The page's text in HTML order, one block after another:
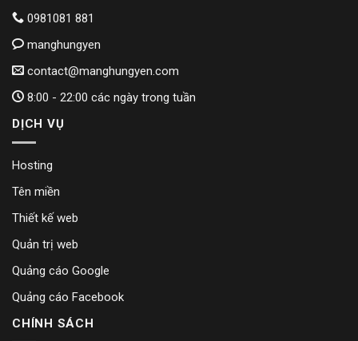
0981081 881
manghungyen
contact@manghungyen.com
8:00 - 22:00 các ngày trong tuần
DỊCH VỤ
Hosting
Tên miền
Thiết kế web
Quản trị web
Quảng cáo Google
Quảng cáo Facebook
CHÍNH SÁCH